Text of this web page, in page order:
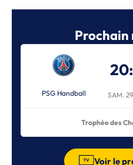
Prochain
PSG Handball SAM.
Trophée des
Voir le